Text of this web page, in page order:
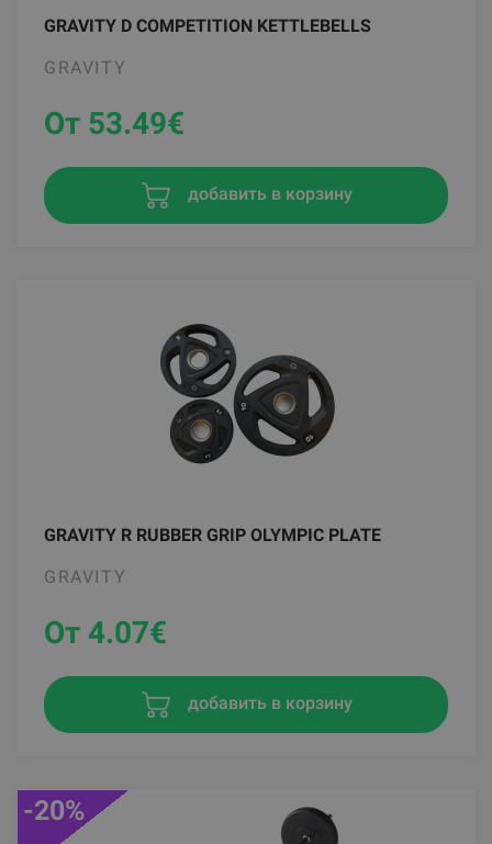
GRAVITY D COMPETITION KETTLEBELLS
GRAVITY
От 53.49€
добавить в корзину
GRAVITY R RUBBER GRIP OLYMPIC PLATE
GRAVITY
От 4.07€
добавить в корзину
-20%